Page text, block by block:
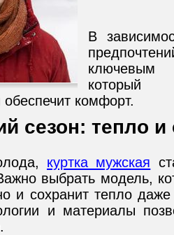
В
ключевым
комфорт.
сезон: тепло и
куртка мужская
выбрать модель,
и сохранит тепло
и материалы